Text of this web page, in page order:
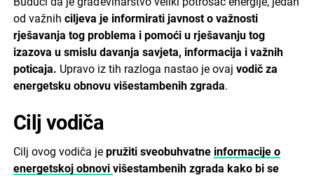
od važnih ciljeva je informirati javnost o važnosti
rješavanja tog problema i pomoći u rješavanju tog
izazova u smislu davanja savjeta, informacija i važnih
poticaja. Upravo iz tih razloga nastao je ovaj vodič za
energetsku obnovu višestambenih zgrada.
Cilj vodiča
Cilj ovog vodiča je pružiti sveobuhvatne informacije o
energetskoj obnovi višestambenih zgrada kako bi se